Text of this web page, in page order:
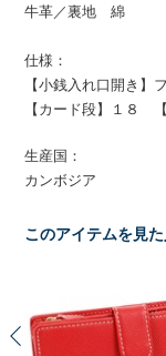
牛革／裏地 綿
仕様：
【小銭入れ口開き
【カード段】１８
生産国：
カンボジア
このアイテムを見